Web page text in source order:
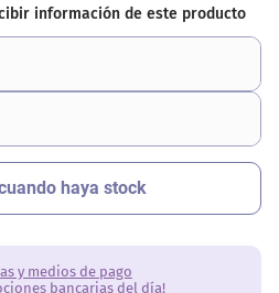
y medios de pago
bancarias del día!